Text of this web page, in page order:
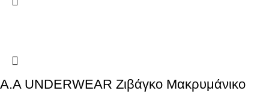
Α.A UNDERWEAR Ζιβάγκο Μακρυμάνικο